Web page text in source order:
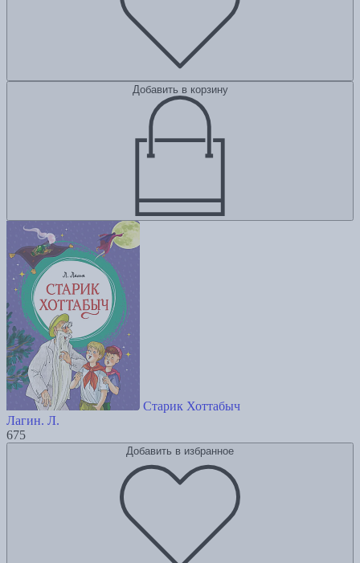
Добавить в корзину
Старик Хоттабыч
Лагин. Л.
675
Добавить в избранное